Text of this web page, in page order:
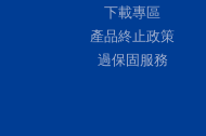
下載專區
產品終止政策
過保固服務